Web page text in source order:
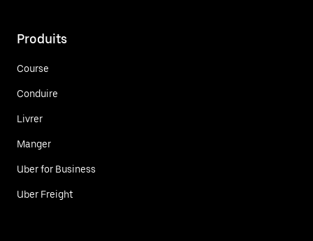
Produits
Course
Conduire
Livrer
Manger
Uber for Business
Uber Freight